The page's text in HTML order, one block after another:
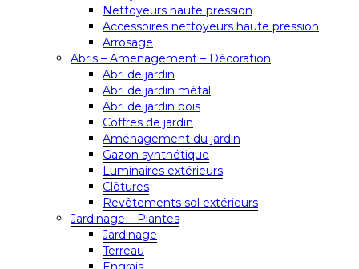
Nettoyeurs haute pression
Accessoires nettoyeurs haute pression
Arrosage
Abris – Amenagement – Décoration
Abri de jardin
Abri de jardin métal
Abri de jardin bois
Coffres de jardin
Aménagement du jardin
Gazon synthétique
Luminaires extérieurs
Clôtures
Revêtements sol extérieurs
Jardinage – Plantes
Jardinage
Terreau